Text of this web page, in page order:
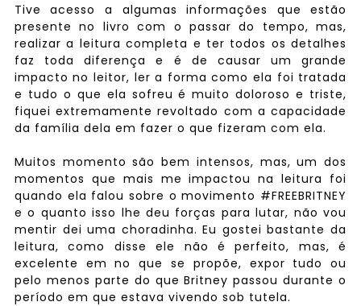
Tive acesso a algumas informações que estão
presente no livro com o passar do tempo, mas,
realizar a leitura completa e ter todos os detalhes
faz toda diferença e é de causar um grande
impacto no leitor, ler a forma como ela foi tratada
e tudo o que ela sofreu é muito doloroso e triste,
fiquei extremamente revoltado com a capacidade
da família dela em fazer o que fizeram com ela.
Muitos momento são bem intensos, mas, um dos
momentos que mais me impactou na leitura foi
quando ela falou sobre o movimento #FREEBRITNEY
e o quanto isso lhe deu forças para lutar, não vou
mentir dei uma choradinha. Eu gostei bastante da
leitura, como disse ele não é perfeito, mas, é
excelente em no que se propõe, expor tudo ou
pelo menos parte do que Britney passou durante o
período em que estava vivendo sob tutela.